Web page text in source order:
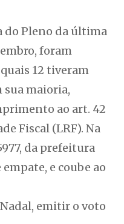
do Pleno da última
foram
12 tiveram
sua maioria,
ao art. 42
Fiscal (LRF). Na
da prefeitura
e coube ao
emitir o voto